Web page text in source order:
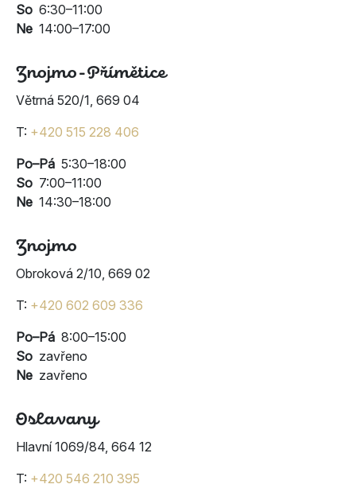
So 6:30–11:00
Ne 14:00–17:00
Znojmo-Přímětice
Větrná 520/1, 669 04
T: +420 515 228 406
Po–Pá 5:30–18:00
So 7:00–11:00
Ne 14:30–18:00
Znojmo
Obroková 2/10, 669 02
T: +420 602 609 336
Po–Pá 8:00–15:00
So zavřeno
Ne zavřeno
Oslavany
Hlavní 1069/84, 664 12
T: +420 546 210 395